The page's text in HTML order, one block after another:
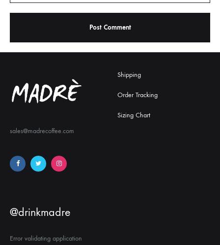
sales@madrecoffee.com
Shipping
Order Tracking
Sizing Chart
@drinkmadre
Error validating application